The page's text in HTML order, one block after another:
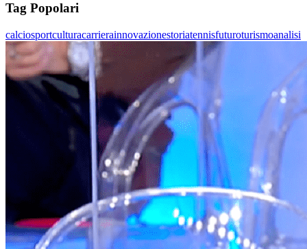
Tag Popolari
calciosportculturacarrierainnovazionestoriatennisfuturoturismoanalisi